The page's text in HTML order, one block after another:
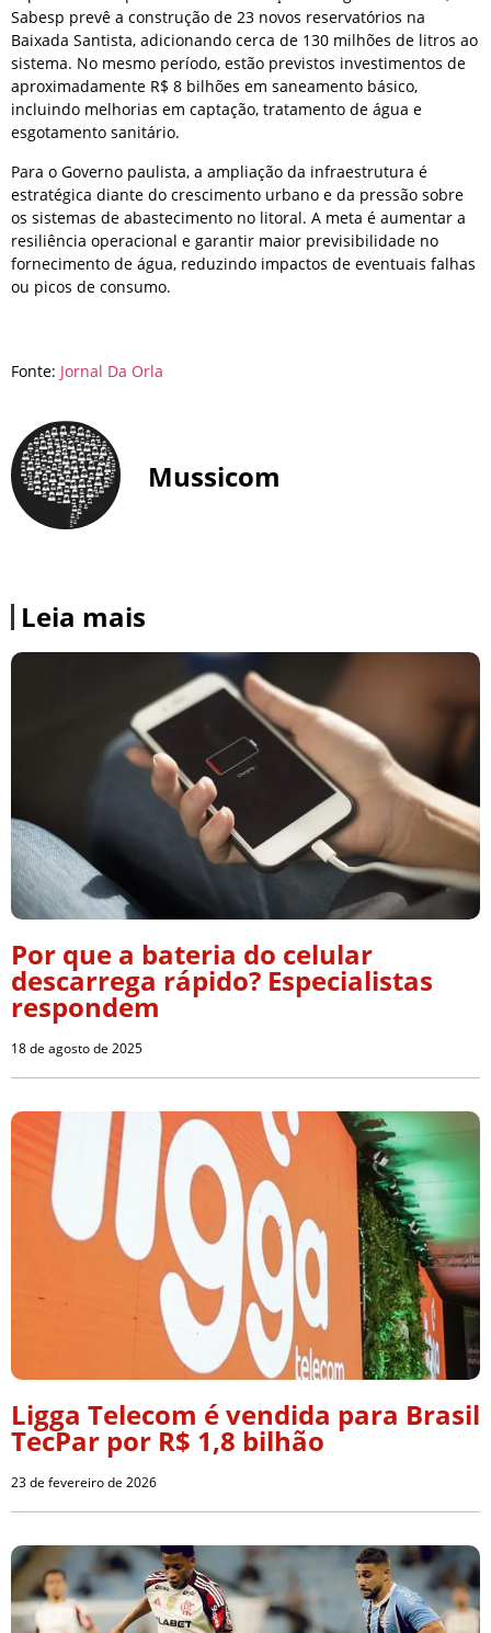
Sabesp prevê a construção de 23 novos reservatórios na
Baixada Santista, adicionando cerca de 130 milhões de litros ao
sistema. No mesmo período, estão previstos investimentos de
aproximadamente R$ 8 bilhões em saneamento básico,
incluindo melhorias em captação, tratamento de água e
esgotamento sanitário.
Para o Governo paulista, a ampliação da infraestrutura é
estratégica diante do crescimento urbano e da pressão sobre
os sistemas de abastecimento no litoral. A meta é aumentar a
resiliência operacional e garantir maior previsibilidade no
fornecimento de água, reduzindo impactos de eventuais falhas
ou picos de consumo.
Fonte: Jornal Da Orla
Mussicom
Leia mais
Por que a bateria do celular
descarrega rápido? Especialistas
respondem
18 de agosto de 2025
Ligga Telecom é vendida para Brasil
TecPar por R$ 1,8 bilhão
23 de fevereiro de 2026